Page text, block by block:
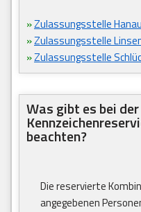
»Zulassungsstelle Hanau
»Zulassungsstelle
»Zulassungsstelle
Was gibt es bei der
beachten?
Die reservierte
angegebenen